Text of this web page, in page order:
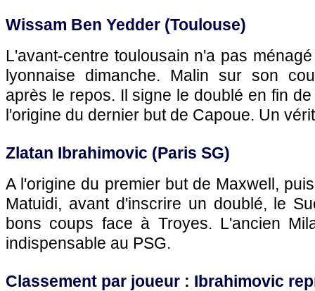
Wissam Ben Yedder (Toulouse)
L'avant-centre toulousain n'a pas
lyonnaise dimanche. Malin sur son
après le repos. Il signe le doublé en fin
l'origine du dernier but de Capoue. Un
Zlatan Ibrahimovic (Paris SG)
A l'origine du premier but de Maxwell,
Matuidi, avant d'inscrire un doublé, le
bons coups face à Troyes. L'ancien
indispensable au PSG.
Classement par joueur : Ibrahimovic